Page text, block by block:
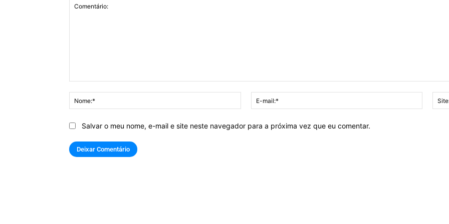
Nome:*
mail:*
Salvar o meu nome, e-mail e site neste navegador para a próxima vez que eu comentar.